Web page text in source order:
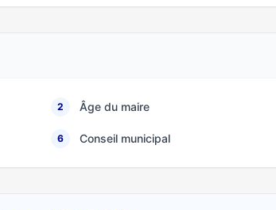
2 Âge du maire
6 Conseil municipal